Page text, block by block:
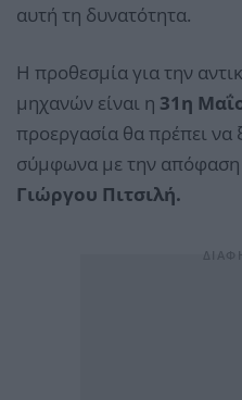
αυτή τη δυνατότητα.
Η προθεσμία για την
μηχανών είναι η 31η
προεργασία θα πρέπει να
σύμφωνα με την απόφαση
Γιώργου Πιτσιλή.